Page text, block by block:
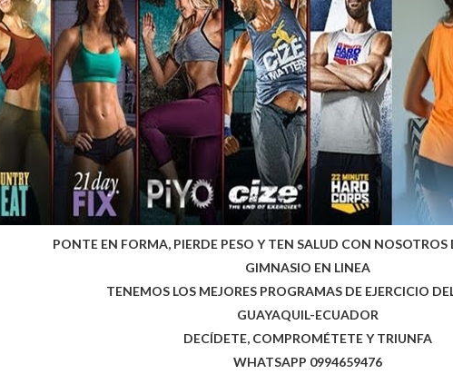
PONTE EN FORMA, PIERDE PESO Y TEN SALUD CON NOSOTROS
GIMNASIO EN LINEA
TENEMOS LOS MEJORES PROGRAMAS DE EJERCICIO
GUAYAQUIL-ECUADOR
DECÍDETE, COMPROMÉTETE Y TRIUNFA
WHATSAPP 0994659476